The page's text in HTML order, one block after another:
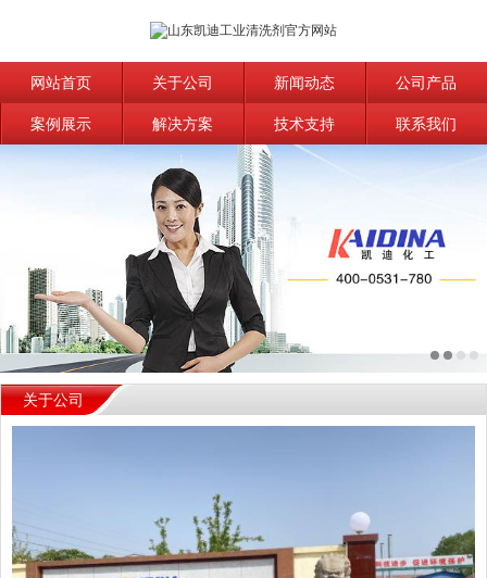
网站首页 关于公司 新闻动态 公司产品
案例展示 解决方案 技术支持 联系我们
关于公司